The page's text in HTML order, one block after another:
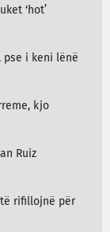
‘hot’
pse i keni lënë
kjo
Ruiz
të rifillojnë për